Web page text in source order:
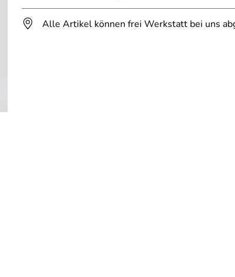
Alle Artikel können frei Werkstatt bei uns